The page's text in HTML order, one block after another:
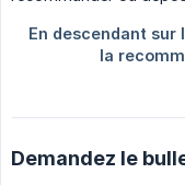
Demandez le